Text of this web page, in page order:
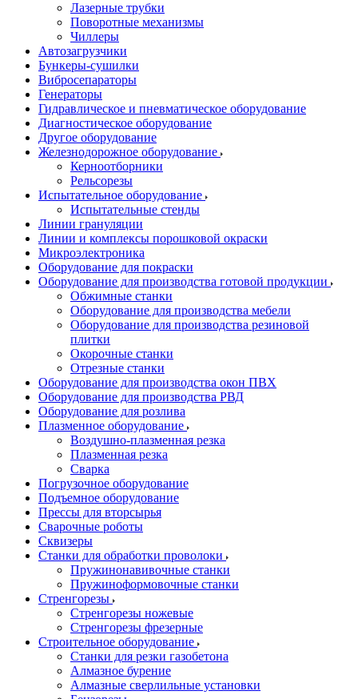
Лазерные трубки
Поворотные механизмы
Чиллеры
Автозагрузчики
Бункеры-сушилки
Вибросепараторы
Генераторы
Гидравлическое и пневматическое оборудование
Диагностическое оборудование
Другое оборудование
Железнодорожное оборудование
Керноотборники
Рельсорезы
Испытательное оборудование
Испытательные стенды
Линии грануляции
Линии и комплексы порошковой окраски
Микроэлектроника
Оборудование для покраски
Оборудование для производства готовой продукции
Обжимные станки
Оборудование для производства мебели
Оборудование для производства резиновой
плитки
Окорочные станки
Отрезные станки
Оборудование для производства окон ПВХ
Оборудование для производства РВД
Оборудование для розлива
Плазменное оборудование
Воздушно-плазменная резка
Плазменная резка
Сварка
Погрузочное оборудование
Подъемное оборудование
Прессы для вторсырья
Сварочные роботы
Сквизеры
Станки для обработки проволоки
Пружинонавивочные станки
Пружиноформовочные станки
Стренгорезы
Стренгорезы ножевые
Стренгорезы фрезерные
Строительное оборудование
Станки для резки газобетона
Алмазное бурение
Алмазные сверлильные установки